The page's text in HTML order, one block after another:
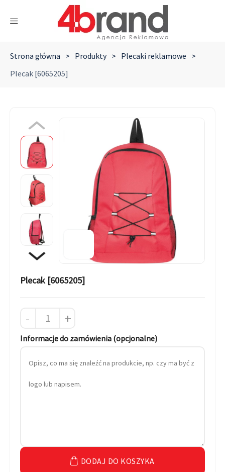
Strona główna > Produkty > Plecaki reklamowe >
Plecak [6065205]
Plecak [6065205]
- +
Informacje do zamówienia (opcjonalne)
DODAJ DO KOSZYKA